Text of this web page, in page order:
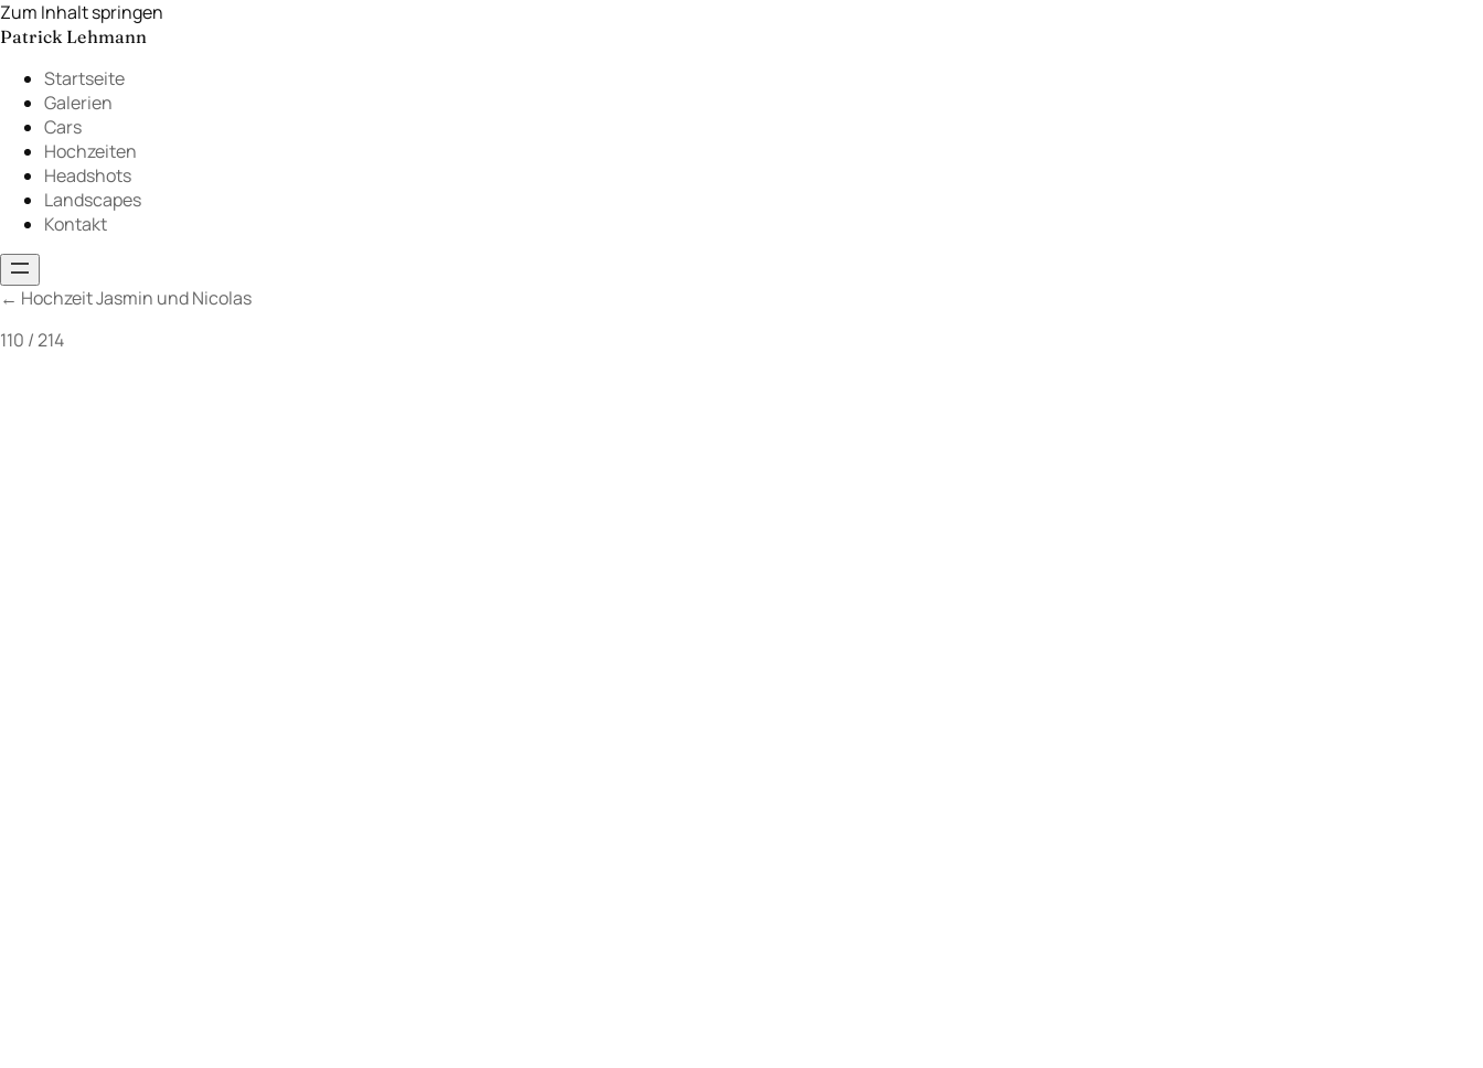
Zum Inhalt springen
Patrick Lehmann
Startseite
Galerien
Cars
Hochzeiten
Headshots
Landscapes
Kontakt
← Hochzeit Jasmin und Nicolas
110 / 214